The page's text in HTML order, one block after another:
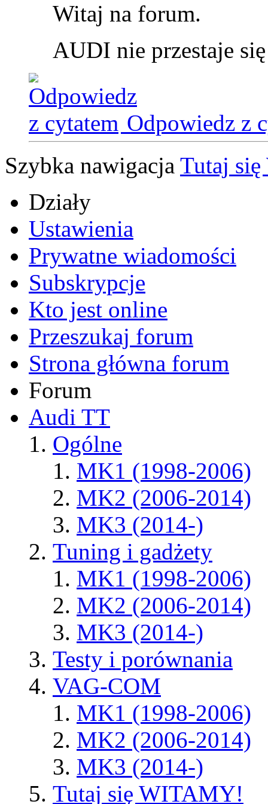
Witaj na forum.
AUDI nie przestaje
Odpowiedz z
Szybka nawigacja Tutaj
Działy
Ustawienia
Prywatne wiadomości
Subskrypcje
Kto jest online
Przeszukaj forum
Strona główna forum
Forum
Audi TT
Ogólne
MK1 (1998-2006)
MK2 (2006-2014)
MK3 (2014-)
Tuning i gadżety
MK1 (1998-2006)
MK2 (2006-2014)
MK3 (2014-)
Testy i porównania
VAG-COM
MK1 (1998-2006)
MK2 (2006-2014)
MK3 (2014-)
Tutaj się WITAMY!